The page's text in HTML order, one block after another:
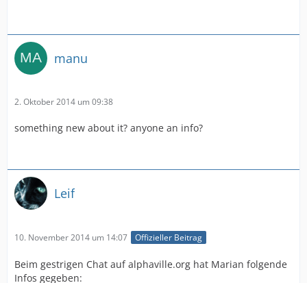
manu
2. Oktober 2014 um 09:38
something new about it? anyone an info?
Leif
10. November 2014 um 14:07 Offizieller Beitrag
Beim gestrigen Chat auf alphaville.org hat Marian folgende
Infos gegeben: